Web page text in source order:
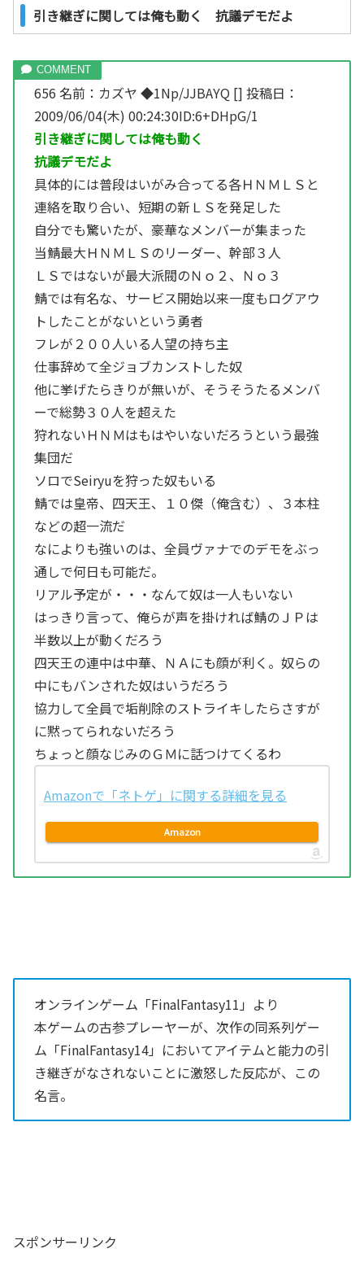
引き継ぎに関しては俺も動く 抗議デモだよ
656 名前：カズヤ ◆1Np/JJBAYQ [] 投稿日：
2009/06/04(木) 00:24:30ID:6+DHpG/1
引き継ぎに関しては俺も動く
抗議デモだよ
具体的には普段はいがみ合ってる各ＨＮＭＬＳと
連絡を取り合い、短期の新ＬＳを発足した
自分でも驚いたが、豪華なメンバーが集まった
当鯖最大ＨＮＭＬＳのリーダー、幹部３人
ＬＳではないが最大派閥のＮｏ２、Ｎｏ３
鯖では有名な、サービス開始以来一度もログアウ
トしたことがないという勇者
フレが２００人いる人望の持ち主
仕事辞めて全ジョブカンストした奴
他に挙げたらきりが無いが、そうそうたるメンバ
ーで総勢３０人を超えた
狩れないＨＮＭはもはやいないだろうという最強
集団だ
ソロでSeiryuを狩った奴もいる
鯖では皇帝、四天王、１０傑（俺含む）、３本柱
などの超一流だ
なによりも強いのは、全員ヴァナでのデモをぶっ
通しで何日も可能だ。
リアル予定が・・・なんて奴は一人もいない
はっきり言って、俺らが声を掛ければ鯖のＪＰは
半数以上が動くだろう
四天王の連中は中華、ＮＡにも顔が利く。奴らの
中にもバンされた奴はいうだろう
協力して全員で垢削除のストライキしたらさすが
に黙ってられないだろう
ちょっと顔なじみのＧＭに話つけてくるわ
Amazonで「ネトゲ」に関する詳細を見る
Amazon
オンラインゲーム「FinalFantasy11」より
本ゲームの古参プレーヤーが、次作の同系列ゲー
ム「FinalFantasy14」においてアイテムと能力の引
き継ぎがなされないことに激怒した反応が、この
名言。
スポンサーリンク